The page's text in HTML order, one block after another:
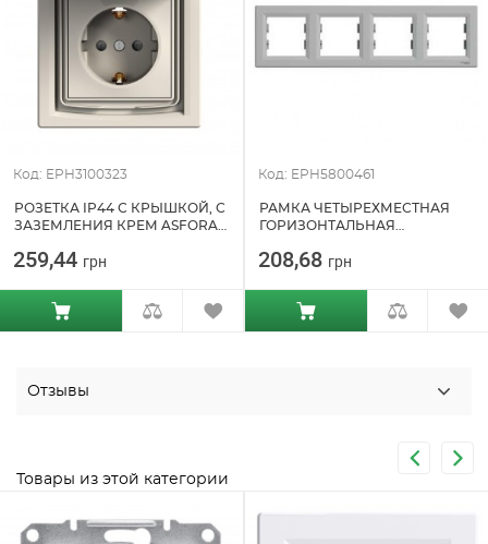
Код: EPH3100323
РОЗЕТКА IP44 С КРЫШКОЙ, С
ЗАЗЕМЛЕНИЯ КРЕМ ASFORA
(EPH3100323)
259,44 грн
Код: EPH5800461
РАМКА ЧЕТЫРЕХМЕСТНАЯ
ГОРИЗОНТАЛЬНАЯ
SCHNEIDER ELECTRIC
208,68 грн
Отзывы
Товары из этой категории